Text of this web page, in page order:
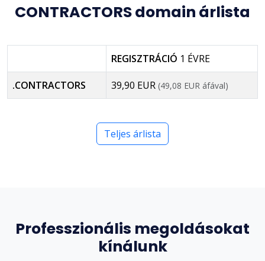
CONTRACTORS domain árlista
REGISZTRÁCIÓ 1 ÉVRE
.CONTRACTORS 39,90 EUR (49,08 EUR áfával)
Teljes árlista
Professzionális megoldásokat
kínálunk